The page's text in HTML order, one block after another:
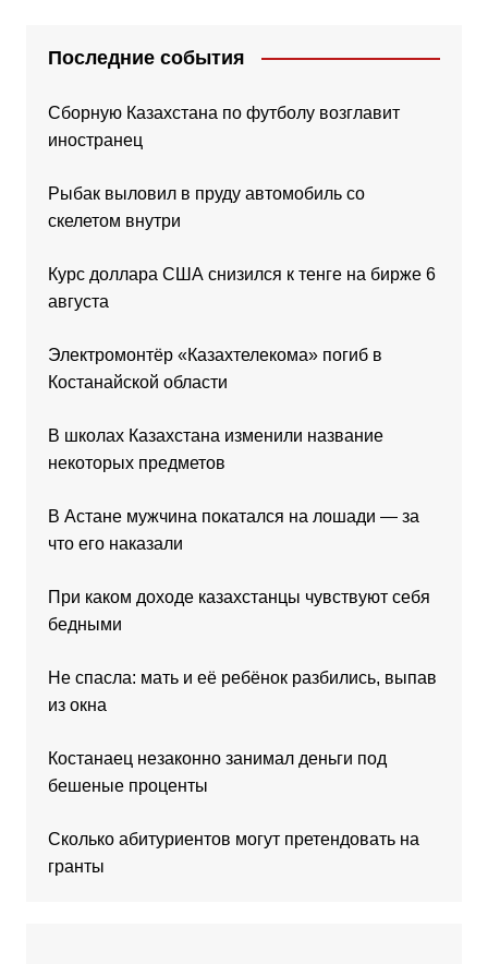
Последние события
Сборную Казахстана по футболу возглавит
иностранец
Рыбак выловил в пруду автомобиль со
скелетом внутри
Курс доллара США снизился к тенге на бирже 6
августа
Электромонтёр «Казахтелекома» погиб в
Костанайской области
В школах Казахстана изменили название
некоторых предметов
В Астане мужчина покатался на лошади — за
что его наказали
При каком доходе казахстанцы чувствуют себя
бедными
Не спасла: мать и её ребёнок разбились, выпав
из окна
Костанаец незаконно занимал деньги под
бешеные проценты
Сколько абитуриентов могут претендовать на
гранты